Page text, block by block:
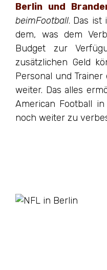
Berlin und
beimFootball. Das ist
dem, was dem
Budget zur
zusätzlichen Geld
Personal und Trainer
weiter. Das alles
American Football
noch weiter zu